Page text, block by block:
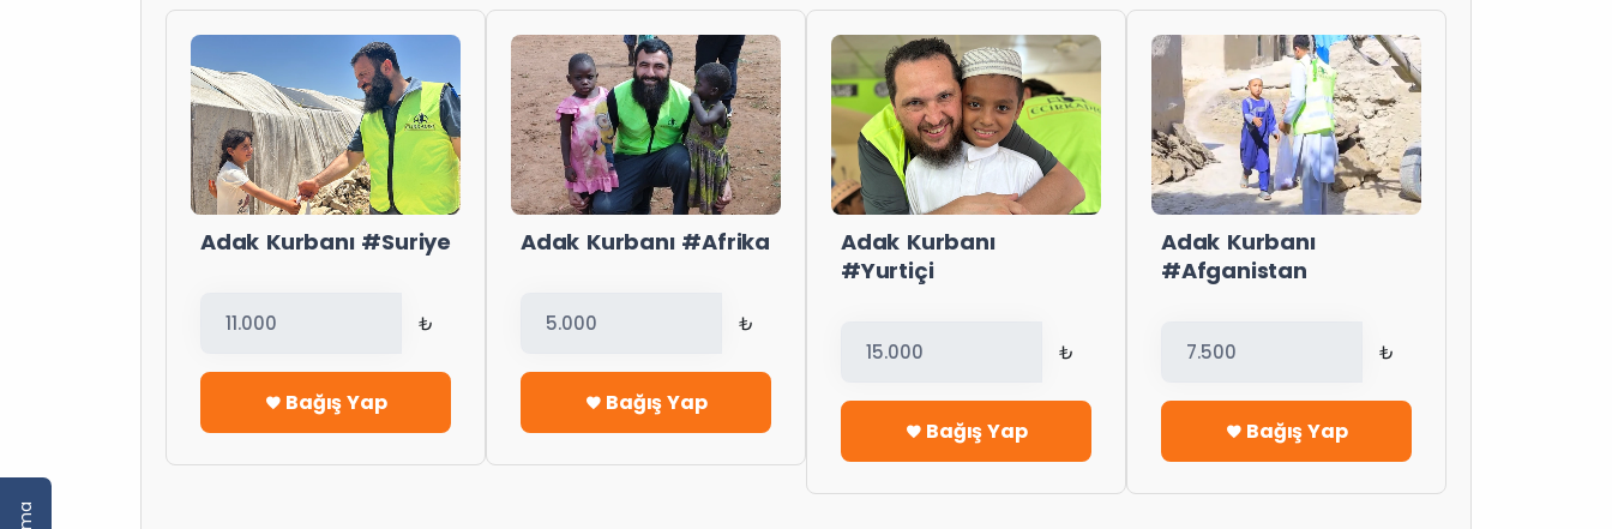
Adak Kurbanı #Suriye
₺
Bağış Yap
Adak Kurbanı #Afrika
₺
Bağış Yap
Adak Kurbanı
#Yurtiçi
₺
Bağış Yap
Adak Kurbanı
#Afganistan
₺
Bağış Yap